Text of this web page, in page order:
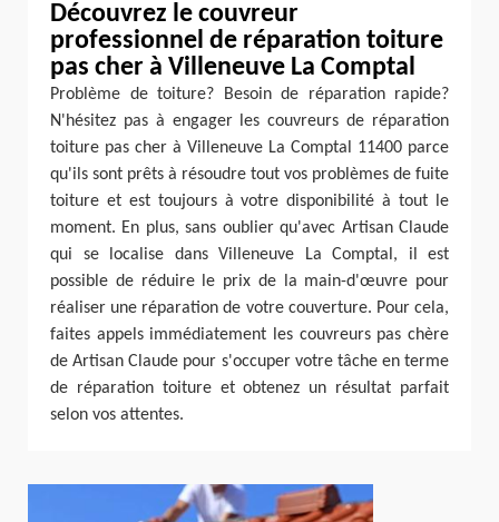
Découvrez le couvreur
professionnel de réparation toiture
pas cher à Villeneuve La Comptal
Problème de toiture? Besoin de réparation rapide?
N'hésitez pas à engager les couvreurs de réparation
toiture pas cher à Villeneuve La Comptal 11400 parce
qu'ils sont prêts à résoudre tout vos problèmes de fuite
toiture et est toujours à votre disponibilité à tout le
moment. En plus, sans oublier qu'avec Artisan Claude
qui se localise dans Villeneuve La Comptal, il est
possible de réduire le prix de la main-d'œuvre pour
réaliser une réparation de votre couverture. Pour cela,
faites appels immédiatement les couvreurs pas chère
de Artisan Claude pour s'occuper votre tâche en terme
de réparation toiture et obtenez un résultat parfait
selon vos attentes.